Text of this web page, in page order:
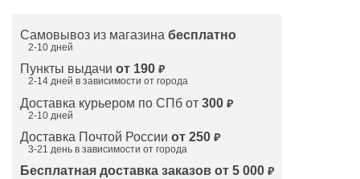
Самовывоз из магазина бесплатно
2-10 дней
Пункты выдачи от 190 ₽
2-14 дней в зависимости от города
Доставка курьером по СПб от 300 ₽
2-10 дней
Доставка Почтой России от 250 ₽
3-21 день в зависимости от города
Бесплатная доставка заказов от 5 000 ₽